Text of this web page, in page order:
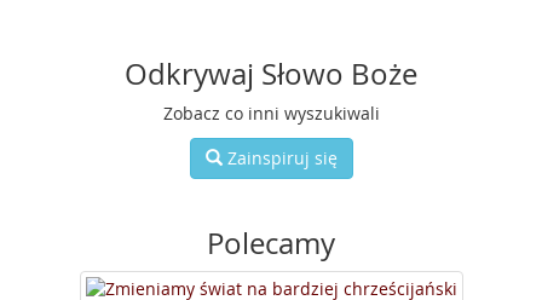
Odkrywaj Słowo Boże
Zobacz co inni wyszukiwali
Zainspiruj się
Polecamy